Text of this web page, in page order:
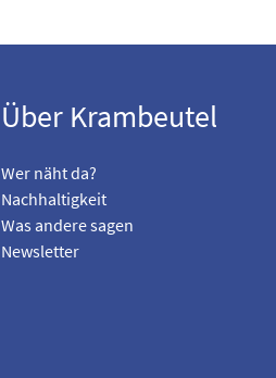
Über Krambeutel
Wer näht da?
Nachhaltigkeit
Was andere sagen
Newsletter